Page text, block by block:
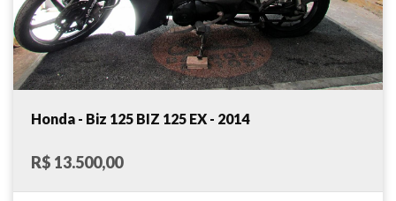
Honda - Biz 125 BIZ 125 EX - 2014
R$ 13.500,00